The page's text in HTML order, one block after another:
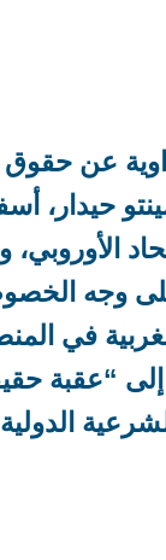
عن حقوق
حيدار،
على وجه
في
إلى “عقبة